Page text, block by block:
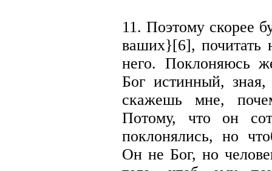
11. Поэтому скорее
ваших}[6], почитать
него. Поклоняюсь
Бог истинный,
скажешь мне,
Потому, что он
поклонялись, но
Он не Бог, но